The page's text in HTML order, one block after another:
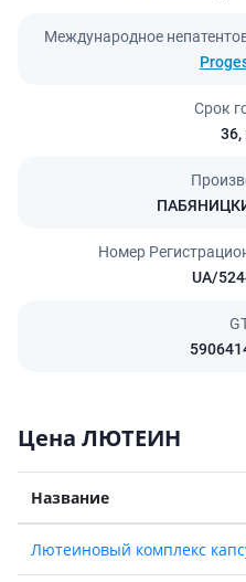
Международное
Срок
36,
Номер
UA/
Цена ЛЮТЕИН
Название
Лютеиновый комплекс